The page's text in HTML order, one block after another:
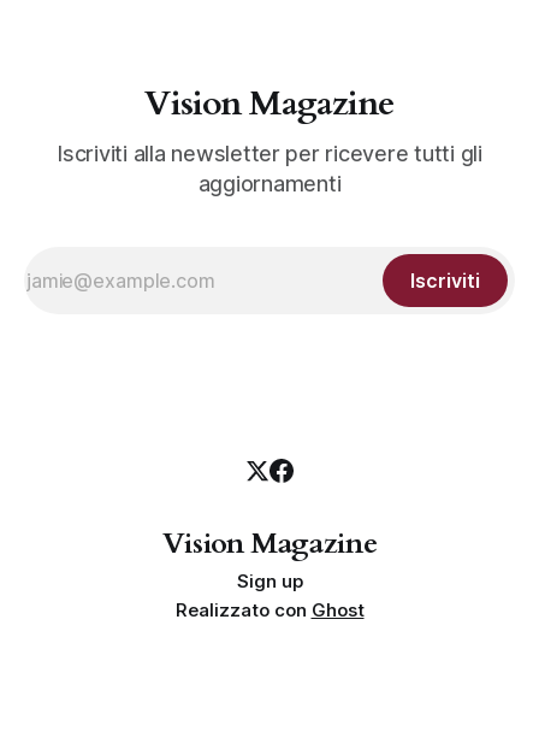
Vision Magazine
Iscriviti alla newsletter per ricevere tutti gli
aggiornamenti
Iscriviti
Vision Magazine
Sign up
Realizzato con Ghost